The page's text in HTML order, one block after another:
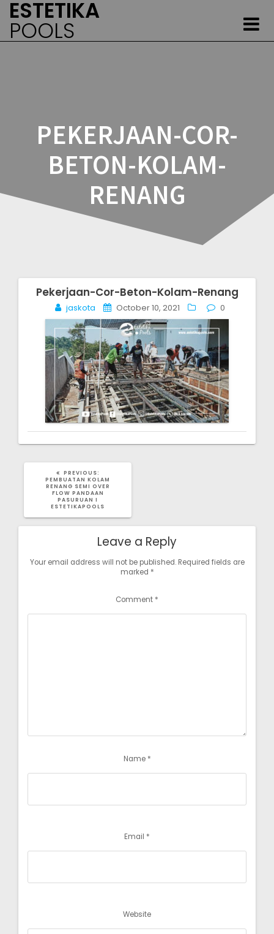
ESTETIKA
POOLS
PEKERJAAN-COR-
BETON-KOLAM-
RENANG
Pekerjaan-Cor-Beton-Kolam-Renang
jaskota October 10, 2021 0
Post
navigation
PREVIOUS:
POST:
PEMBUATAN KOLAM
RENANG SEMI OVER
FLOW PANDAAN
PASURUAN I
ESTETIKAPOOLS
Leave a Reply
Your email address will not be published. Required fields are
marked *
Comment *
Name *
Email *
Website